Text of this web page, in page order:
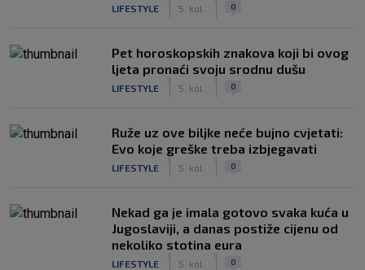
LIFESTYLE 5. kol. 0
Pet horoskopskih znakova koji bi ovog
ljeta pronaći svoju srodnu dušu
LIFESTYLE 5. kol. 0
Ruže uz ove biljke neće bujno cvjetati:
Evo koje greške treba izbjegavati
LIFESTYLE 5. kol. 0
Nekad ga je imala gotovo svaka kuća u
Jugoslaviji, a danas postiže cijenu od
nekoliko stotina eura
LIFESTYLE 5. kol. 0